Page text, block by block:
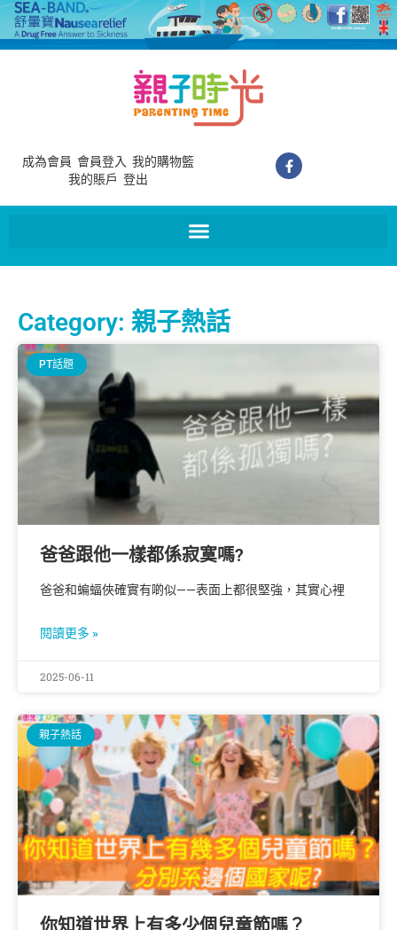
成為會員 會員登入 我的購物籃
我的賬戶 登出
Category: 親子熱話
PT話題
爸爸跟他一樣都係寂寞嗎?
爸爸和蝙蝠俠確實有啲似——表面上都很堅強，其實心裡
閱讀更多 »
2025-06-11
親子熱話
你知道世界上有多少個兒童節嗎？